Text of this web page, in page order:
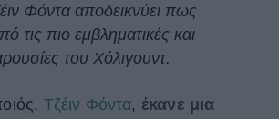
Φόντα αποδεικνύει πως
τις πιο εμβληματικές και
του Χόλιγουντ.
Τζέιν Φόντα, έκανε μια